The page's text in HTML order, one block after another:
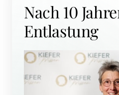
Nach 10
Entlastung